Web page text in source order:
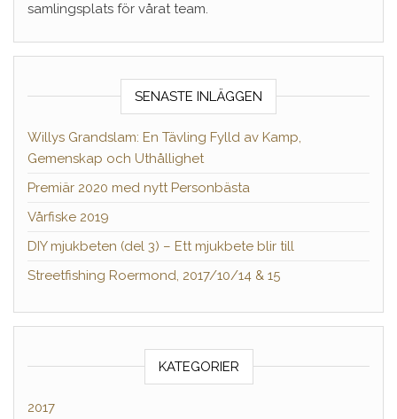
samlingsplats för vårat team.
SENASTE INLÄGGEN
Willys Grandslam: En Tävling Fylld av Kamp,
Gemenskap och Uthållighet
Premiär 2020 med nytt Personbästa
Vårfiske 2019
DIY mjukbeten (del 3) – Ett mjukbete blir till
Streetfishing Roermond, 2017/10/14 & 15
KATEGORIER
2017